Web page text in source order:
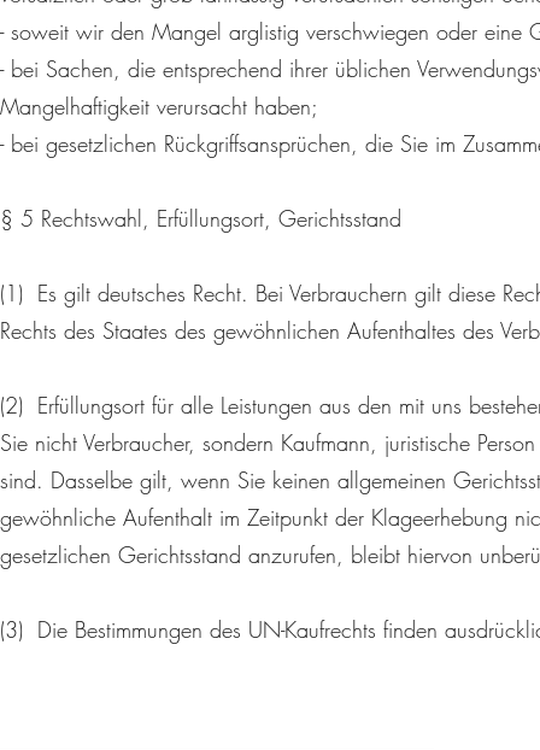
- soweit wir den Mangel arglistig verschwiegen oder eine
- bei Sachen, die entsprechend ihrer üblichen
Mangelhaftigkeit verursacht haben;
- bei gesetzlichen Rückgriffsansprüchen, die Sie im
§ 5 Rechtswahl, Erfüllungsort, Gerichtsstand
(1) Es gilt deutsches Recht. Bei Verbrauchern gilt diese
Rechts des Staates des gewöhnlichen Aufenthaltes des
(2) Erfüllungsort für alle Leistungen aus den mit uns
Sie nicht Verbraucher, sondern Kaufmann, juristische
sind. Dasselbe gilt, wenn Sie keinen allgemeinen
gewöhnliche Aufenthalt im Zeitpunkt der Klageerhebung
gesetzlichen Gerichtsstand anzurufen, bleibt hiervon
(3) Die Bestimmungen des UN-Kaufrechts finden